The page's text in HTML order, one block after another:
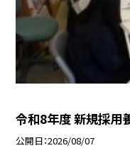
令和8年度 新規採用
公開日 2026/08/07